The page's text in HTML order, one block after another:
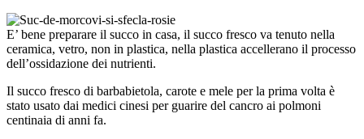
E’ bene preparare il succo in casa, il succo fresco va tenuto nella
ceramica, vetro, non in plastica, nella plastica accellerano il processo
dell’ossidazione dei nutrienti.
Il succo fresco di barbabietola, carote e mele per la prima volta è
stato usato dai medici cinesi per guarire del cancro ai polmoni
centinaia di anni fa.